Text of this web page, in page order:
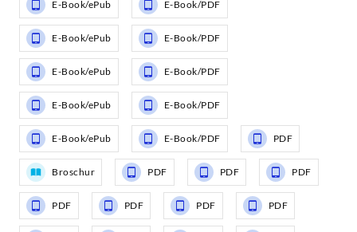
E-Book/ePub E-Book/PDF
E-Book/ePub E-Book/PDF
E-Book/ePub E-Book/PDF
E-Book/ePub E-Book/PDF
E-Book/ePub E-Book/PDF PDF
Broschur PDF PDF PDF
PDF PDF PDF PDF